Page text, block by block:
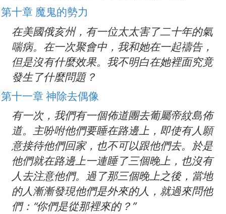
第十章 魔鬼的勢力
在美國俄亥州，有一位太太害了二十年的氣
喘病。在一次聚會中，我和她在一起禱告，
但是沒有什麼效果。我不明白在她裡面究竟
發生了什麼問題？
第十一章 神除去偶像
有一次，我們有一個佈道團去葡屬帝紋島佈
道。主吩咐他們要睡在路邊上，即使有人願
意接待他們回家，也不可以跟他們去。於是
他們就在路邊上一連睡了三個晚上，也沒有
人去注意他們。過了那三個晚上之後，當地
的人漸漸發現他們是外來的人，就過來問他
們：“你們是從那裡來的？”